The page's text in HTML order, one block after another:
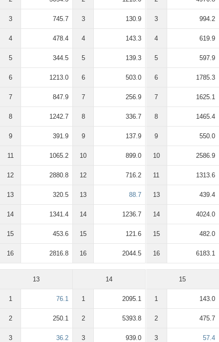
3 745.7
4 478.4
5 344.5
6 1213.0
7 847.9
8 1242.7
9 391.9
11 1065.2
12 2880.8
13 320.5
14 1341.4
15 453.6
16 2816.8
3 130.9
4 143.3
5 139.3
6 503.0
7 256.9
8 336.7
9 137.9
10 899.0
12 716.2
13 88.7
14 1236.7
15 121.6
16 2044.5
3 994.2
4 619.9
5 597.9
6 1785.3
7 1625.1
8 1465.4
9 550.0
10 2586.9
11 1313.6
13 439.4
14 4024.0
15 482.0
16 6183.1
13
1 76.1
2 250.1
3 36.2
14
1 2095.1
2 5393.8
3 939.0
15
1 143.0
2 475.7
3 57.4